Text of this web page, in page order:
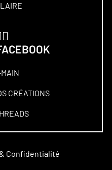
CRÉATIONS
Confidentialité